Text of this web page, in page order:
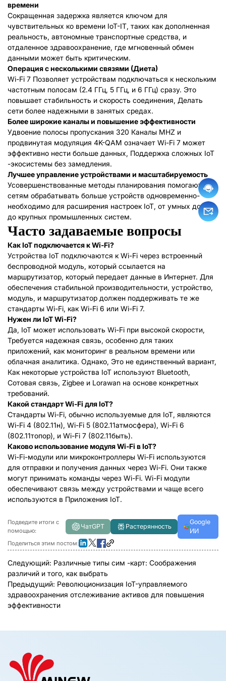
времени
Сокращенная задержка является ключом для
чувствительных ко времени IoT-IT, таких как дополненная
реальность, автономные транспортные средства, и
отдаленное здравоохранение, где мгновенный обмен
данными может быть критическим.
Операция с несколькими связями (Диета)
Wi-Fi 7 Позволяет устройствам подключаться к нескольким
частотным полосам (2.4 ГГц, 5 ГГц, и 6 ГГц) сразу. Это
повышает стабильность и скорость соединения, Делать
сети более надежными в занятых средах.
Более широкие каналы и повышение эффективности
Удвоение полосы пропускания 320 Каналы MHZ и
продвинутая модуляция 4K-QAM означает Wi-Fi 7 может
эффективно нести больше данных, Поддержка сложных IoT
-экосистемы без замедления.
Лучшее управление устройствами и масштабируемость
Усовершенствованные методы планирования помогают
сетям обрабатывать больше устройств одновременно-
необходимо для расширения настроек IoT, от умных домов
до крупных промышленных систем.
Часто задаваемые вопросы
Как IoT подключается к Wi-Fi?
Устройства IoT подключаются к Wi-Fi через встроенный
беспроводной модуль, который ссылается на
маршрутизатор, который передает данные в Интернет. Для
обеспечения стабильной производительности, устройство,
модуль, и маршрутизатор должен поддерживать те же
стандарты Wi-Fi, как Wi-Fi 6 или Wi-Fi 7.
Нужен ли IoT Wi-Fi?
Да, IoT может использовать Wi-Fi при высокой скорости,
Требуется надежная связь, особенно для таких
приложений, как мониторинг в реальном времени или
облачная аналитика. Однако, Это не единственный вариант,
Как некоторые устройства IoT используют Bluetooth,
Сотовая связь, Zigbee и Lorawan на основе конкретных
требований.
Какой стандарт Wi-Fi для IoT?
Стандарты Wi-Fi, обычно используемые для IoT, являются
Wi-Fi 4 (802.11н), Wi-Fi 5 (802.11атмосфера), Wi-Fi 6
(802.11топор), и Wi-Fi 7 (802.11быть).
Каково использование модуля Wi-Fi в IoT?
Wi-Fi-модули или микроконтроллеры Wi-Fi используются
для отправки и получения данных через Wi-Fi. Они также
могут принимать команды через Wi-Fi. Wi-Fi модули
обеспечивают связь между устройствами и чаще всего
используются в Приложения IoT.
Подведите итоги с
помощью:
ЧатGPT Растерянность
Google
ИИ
Поделиться этим постом:
Следующий: Различные типы сим -карт: Соображения
различий и того, как выбрать
Предыдущий: Революционизация IoT-управляемого
здравоохранения отслеживание активов для повышения
эффективности